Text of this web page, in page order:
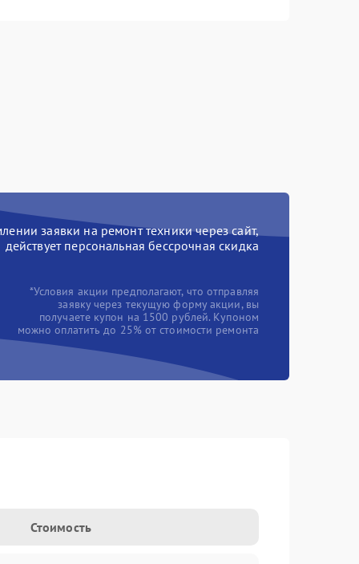
заявки на ремонт техники через сайт,
действует персональная бессрочная скидка
*Условия акции предполагают, что отправляя
заявку через текущую форму акции, вы
получаете купон на 1500 рублей. Купоном
можно оплатить до 25% от стоимости ремонта
Стоимость